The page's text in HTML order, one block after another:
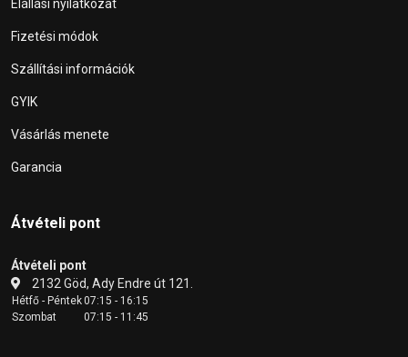
Elállási nyilatkozat
Fizetési módok
Szállítási információk
GYIK
Vásárlás menete
Garancia
Átvételi pont
Átvételi pont
2132 Göd, Ady Endre út 121.
Hétfő - Péntek07:15 - 16:15
Szombat
07:15 - 11:45